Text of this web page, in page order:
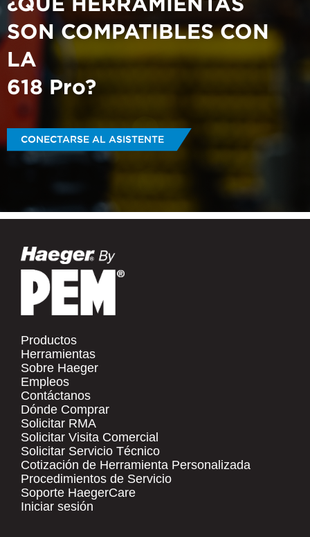
SON COMPATIBLES CON
LA
618 Pro?
CONECTARSE AL ASISTENTE
Productos
Herramientas
Sobre Haeger
Empleos
Contáctanos
Dónde Comprar
Solicitar RMA
Solicitar Visita Comercial
Solicitar Servicio Técnico
Cotización de Herramienta Personalizada
Procedimientos de Servicio
Soporte HaegerCare
Iniciar sesión